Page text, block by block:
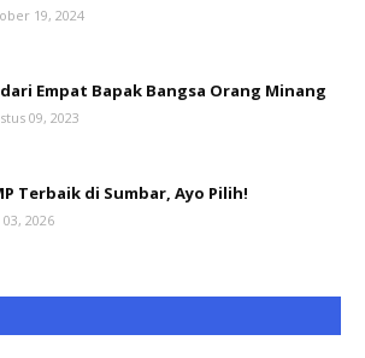
19, 2024
Empat Bapak Bangsa Orang Minang
09, 2023
Terbaik di Sumbar, Ayo Pilih!
03, 2026